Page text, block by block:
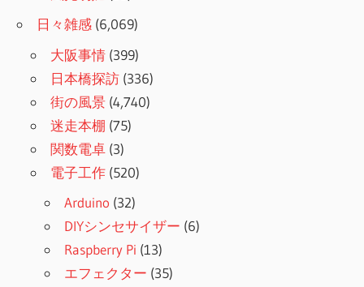
日々雑感 (6,069)
大阪事情 (399)
日本橋探訪 (336)
街の風景 (4,740)
迷走本棚 (75)
関数電卓 (3)
電子工作 (520)
Arduino (32)
DIYシンセサイザー (6)
Raspberry Pi (13)
エフェクター (35)